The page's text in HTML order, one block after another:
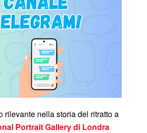
rilevante nella storia del ritratto a
Portrait Gallerydi Londra